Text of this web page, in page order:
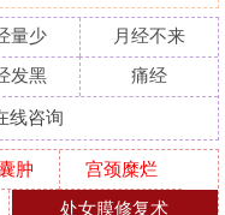
量少
月经不来
发黑 痛经
线咨询
肿
宫颈糜烂
处女膜修复术